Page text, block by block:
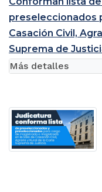
preseleccionados
Casación Civil,
Suprema de
Más detalles